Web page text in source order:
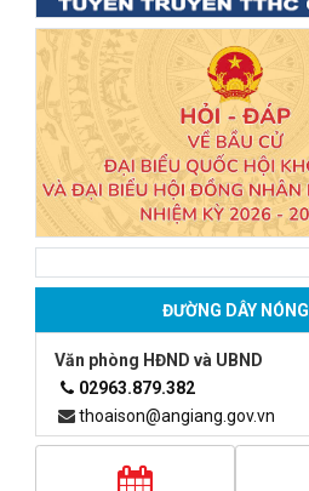
ĐƯỜNG DÂY NÓNG
Văn phòng HĐND và UBND
02963.879.382
thoaison@angiang.gov.vn